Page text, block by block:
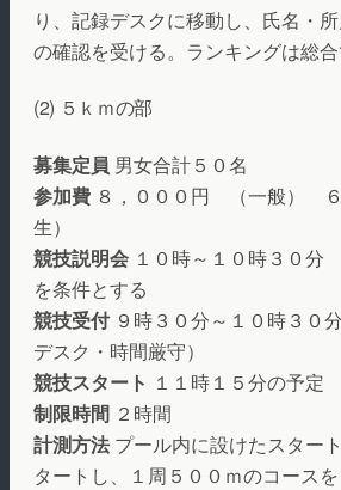
り、記録デスクに移動し、氏名・
の確認を受ける。ランキングは総合
(2) ５ｋｍの部
募集定員 男女合計５０名
参加費 ８，０００円 （一般）
生）
競技説明会 １０時～１０時３０
を条件とする
競技受付９時３０分～１０時３０
デスク・時間厳守）
競技スタート １１時１５分の予定
制限時間 ２時間
計測方法 プール内に設けたスター
タートし、１周５００ｍのコース